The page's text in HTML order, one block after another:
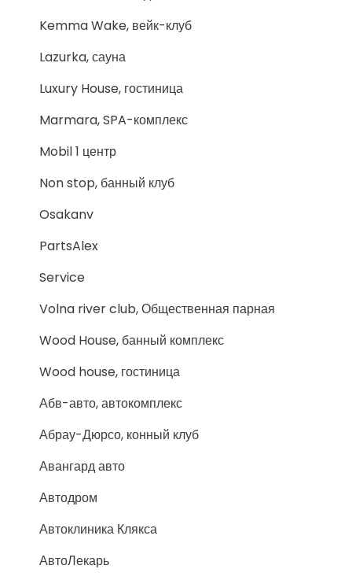
Kemma Wake, вейк-клуб
Lazurka, сауна
Luxury House, гостиница
Marmara, SPA-комплекс
Mobil 1 центр
Non stop, банный клуб
Osakanv
PartsAlex
Service
Volna river club, Общественная парная
Wood House, банный комплекс
Wood house, гостиница
Абв-авто, автокомплекс
Абрау-Дюрсо, конный клуб
Авангард авто
Автодром
Автоклиника Клякса
АвтоЛекарь